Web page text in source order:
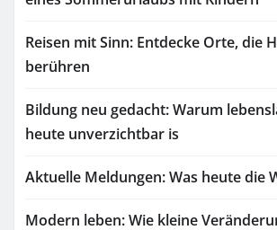
Reisen mit Sinn: Entdecke Orte, die
berühren
Bildung neu gedacht: Warum
heute unverzichtbar is
Aktuelle Meldungen: Was heute die
Modern leben: Wie kleine